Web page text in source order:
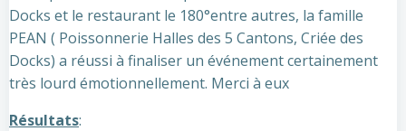
Docks et le restaurant le 180°entre autres, la famille
PEAN ( Poissonnerie Halles des 5 Cantons, Criée des
Docks) a réussi à finaliser un événement certainement
très lourd émotionnellement. Merci à eux
Résultats: